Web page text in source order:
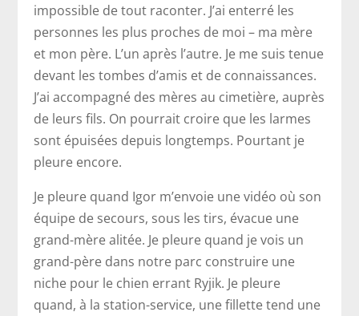
impossible de tout raconter. J’ai enterré les
personnes les plus proches de moi – ma mère
et mon père. L’un après l’autre. Je me suis tenue
devant les tombes d’amis et de connaissances.
J’ai accompagné des mères au cimetière, auprès
de leurs fils. On pourrait croire que les larmes
sont épuisées depuis longtemps. Pourtant je
pleure encore.
Je pleure quand Igor m’envoie une vidéo où son
équipe de secours, sous les tirs, évacue une
grand-mère alitée. Je pleure quand je vois un
grand-père dans notre parc construire une
niche pour le chien errant Ryjik. Je pleure
quand, à la station-service, une fillette tend une